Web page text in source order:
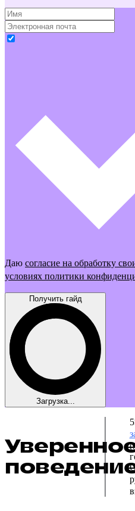
Даю согласие на обработку
условиях политики
Получить гайд
Загрузка...